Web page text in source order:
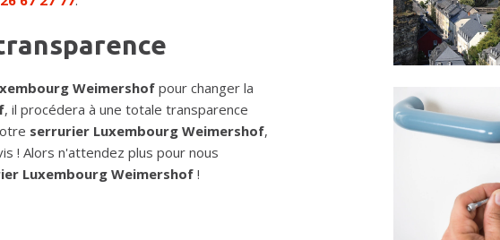
Weimershof pour changer la
, il procédera à une totale transparence
serrurier Luxembourg Weimershof,
! Alors n'attendez plus pour nous
Luxembourg Weimershof !